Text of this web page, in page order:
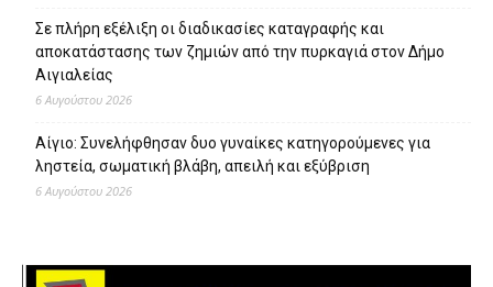
Σε πλήρη εξέλιξη οι διαδικασίες καταγραφής και
αποκατάστασης των ζημιών από την πυρκαγιά στον Δήμο
Αιγιαλείας
6 Αυγούστου 2026
Αίγιο: Συνελήφθησαν δυο γυναίκες κατηγορούμενες για
ληστεία, σωματική βλάβη, απειλή και εξύβριση
6 Αυγούστου 2026